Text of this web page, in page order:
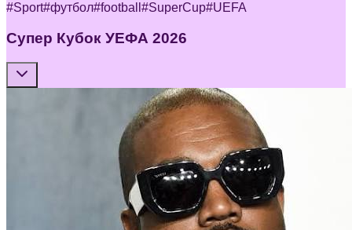
#Sport#футбол#football #SuperCup#UEFA
Супер Кубок УЕФА 2026